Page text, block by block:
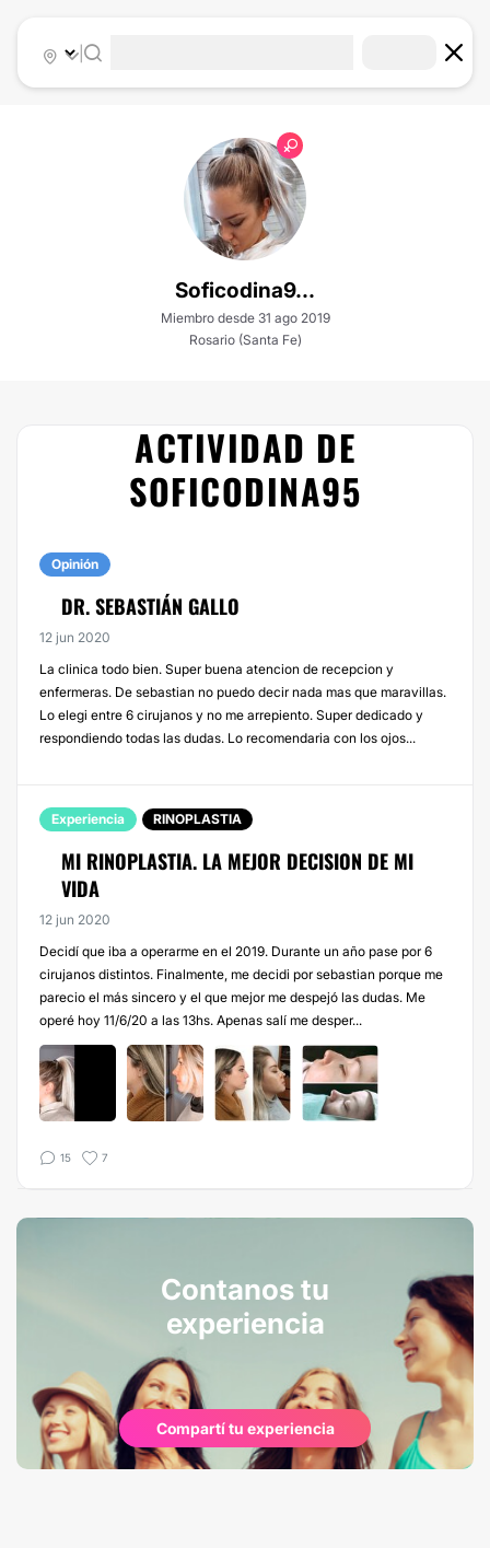
|
Soficodina9...
Miembro desde 31 ago 2019
Rosario (Santa Fe)
ACTIVIDAD DE
SOFICODINA95
Opinión
DR. SEBASTIÁN GALLO
12 jun 2020
La clinica todo bien. Super buena atencion de recepcion y
enfermeras. De sebastian no puedo decir nada mas que maravillas.
Lo elegi entre 6 cirujanos y no me arrepiento. Super dedicado y
respondiendo todas las dudas. Lo recomendaria con los ojos...
Experiencia RINOPLASTIA
MI RINOPLASTIA. LA MEJOR DECISION DE MI
VIDA
12 jun 2020
Decidí que iba a operarme en el 2019. Durante un año pase por 6
cirujanos distintos. Finalmente, me decidi por sebastian porque me
parecio el más sincero y el que mejor me despejó las dudas. Me
operé hoy 11/6/20 a las 13hs. Apenas salí me desper...
15 7
Contanos tu
experiencia
Compartí tu experiencia